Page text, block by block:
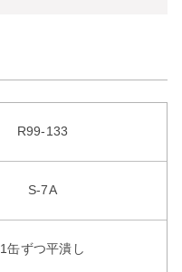
R99-133
S-7A
1缶ずつ平潰し